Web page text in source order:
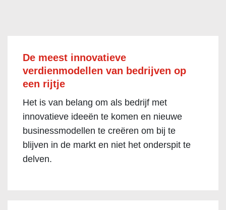
De meest innovatieve
verdienmodellen van bedrijven op
een rijtje
Het is van belang om als bedrijf met
innovatieve ideeën te komen en nieuwe
businessmodellen te creëren om bij te
blijven in de markt en niet het onderspit te
delven.